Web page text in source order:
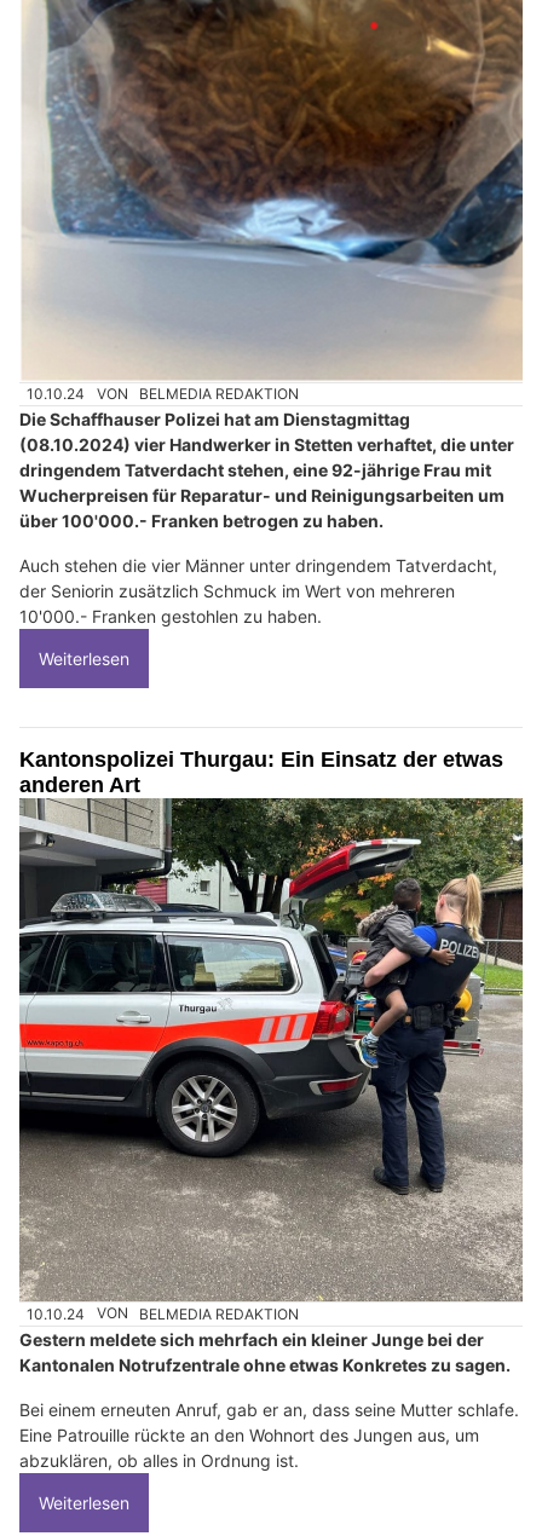
10.10.24 VON BELMEDIA REDAKTION
Die Schaffhauser Polizei hat am Dienstagmittag
(08.10.2024) vier Handwerker in Stetten verhaftet, die unter
dringendem Tatverdacht stehen, eine 92-jährige Frau mit
Wucherpreisen für Reparatur- und Reinigungsarbeiten um
über 100'000.- Franken betrogen zu haben.
Auch stehen die vier Männer unter dringendem Tatverdacht,
der Seniorin zusätzlich Schmuck im Wert von mehreren
10'000.- Franken gestohlen zu haben.
Weiterlesen
Kantonspolizei Thurgau: Ein Einsatz der etwas
anderen Art
10.10.24 VON BELMEDIA REDAKTION
Gestern meldete sich mehrfach ein kleiner Junge bei der
Kantonalen Notrufzentrale ohne etwas Konkretes zu sagen.
Bei einem erneuten Anruf, gab er an, dass seine Mutter schlafe.
Eine Patrouille rückte an den Wohnort des Jungen aus, um
abzuklären, ob alles in Ordnung ist.
Weiterlesen